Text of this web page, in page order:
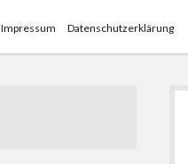
Impressum Datenschutzerklärung